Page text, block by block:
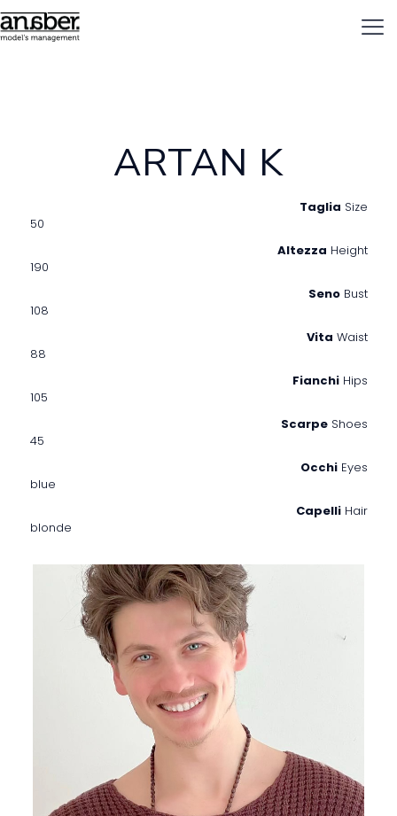
ARTAN K
Taglia Size
50
Altezza Height
190
Seno Bust
108
Vita Waist
88
Fianchi Hips
105
Scarpe Shoes
45
Occhi Eyes
blue
Capelli Hair
blonde